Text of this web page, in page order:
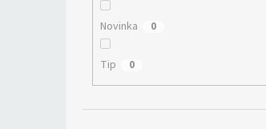
Novinka 0
Tip 0